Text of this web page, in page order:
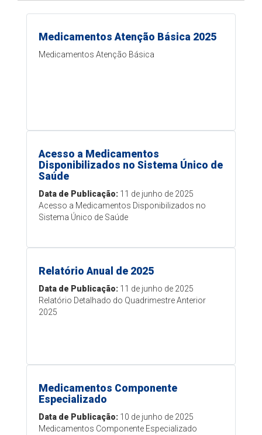
Medicamentos Atenção Básica 2025
Medicamentos Atenção Básica
Acesso a Medicamentos
Disponibilizados no Sistema Único de
Saúde
Data de Publicação: 11 de junho de 2025
Acesso a Medicamentos Disponibilizados no
Sistema Único de Saúde
Relatório Anual de 2025
Data de Publicação: 11 de junho de 2025
Relatório Detalhado do Quadrimestre Anterior
2025
Medicamentos Componente
Especializado
Data de Publicação: 10 de junho de 2025
Medicamentos Componente Especializado